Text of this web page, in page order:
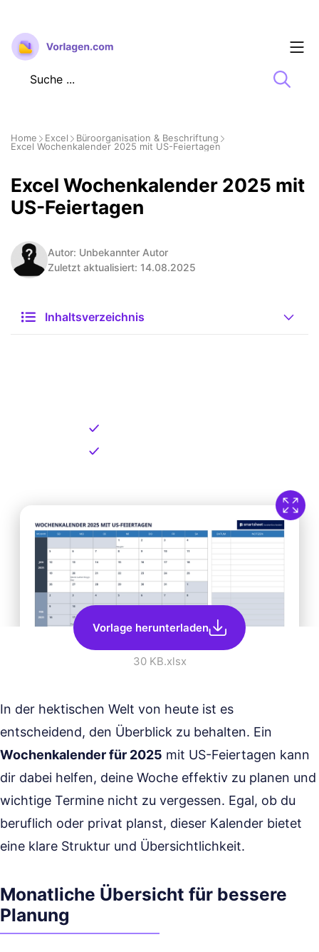
Zum
Inhalt
springen
Home Excel
Büroorganisation & Beschriftung
Excel Wochenkalender 2025 mit US-Feiertagen
Excel Wochenkalender 2025 mit
US-Feiertagen
Autor: Unbekannter Autor
Zuletzt aktualisiert: 14.08.2025
Inhaltsverzeichnis
Vorlage herunterladen
30 KB.xlsx
In der hektischen Welt von heute ist es
entscheidend, den Überblick zu behalten. Ein
Wochenkalender für 2025 mit US-Feiertagen kann
dir dabei helfen, deine Woche effektiv zu planen und
wichtige Termine nicht zu vergessen. Egal, ob du
beruflich oder privat planst, dieser Kalender bietet
eine klare Struktur und Übersichtlichkeit.
Monatliche Übersicht für bessere
Planung